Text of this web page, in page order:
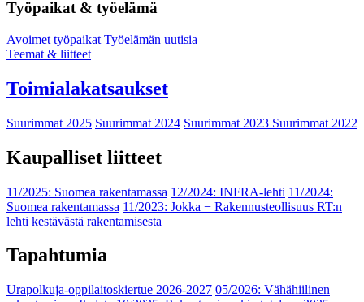
Työpaikat & työelämä
Avoimet työpaikat Työelämän uutisia
Teemat & liitteet
Toimialakatsaukset
Suurimmat 2025 Suurimmat 2024 Suurimmat 2023 Suurimmat 2022
Kaupalliset liitteet
11/2025: Suomea rakentamassa 12/2024: INFRA-lehti 11/2024:
Suomea rakentamassa 11/2023: Jokka − Rakennusteollisuus RT:n
lehti kestävästä rakentamisesta
Tapahtumia
Urapolkuja-oppilaitoskiertue 2026-2027 05/2026: Vähähiilinen